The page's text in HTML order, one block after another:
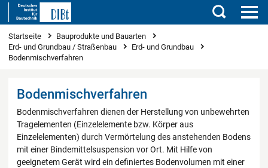
Suchen
Sie sind hier
Startseite
Bauprodukte und Bauarten
Erd- und Grundbau / Straßenbau
Erd- und Grundbau
Bodenmischverfahren
Bodenmischverfahren
Bodenmischverfahren dienen der Herstellung von unbewehrten
Tragelementen (Einzelelemente bzw. Körper aus
Einzelelementen) durch Vermörtelung des anstehenden Bodens
mit einer Bindemittelsuspension vor Ort. Mit Hilfe von
geeignetem Gerät wird ein definiertes Bodenvolumen mit einer